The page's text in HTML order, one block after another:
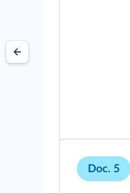
Doc. 5